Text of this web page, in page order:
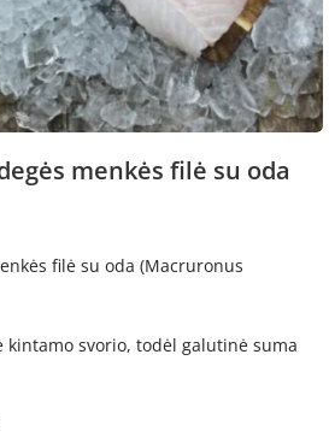
menkės filė su oda
filė su oda (Macruronus
kintamo svorio, todėl galutinė suma